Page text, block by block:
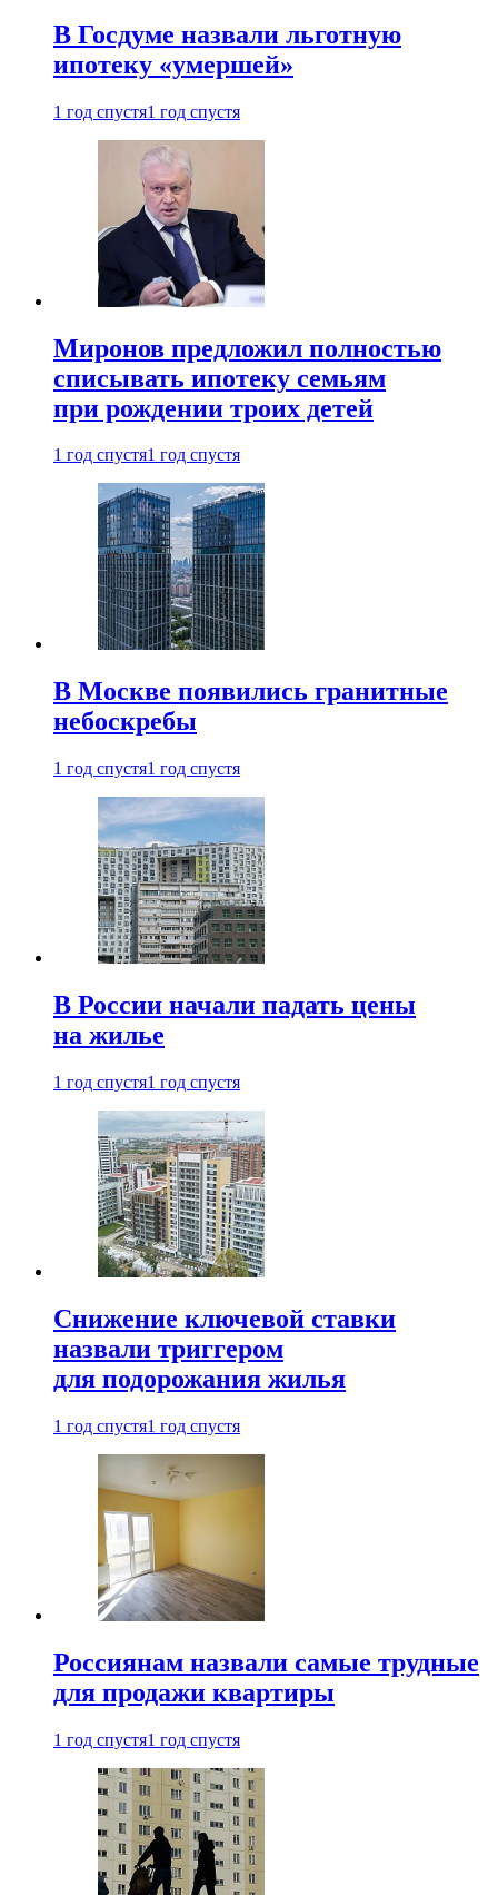
В Госдуме назвали льготную
ипотеку «умершей»
1 год спустя1 год спустя
Миронов предложил полностью
списывать ипотеку семьям
при рождении троих детей
1 год спустя1 год спустя
В Москве появились гранитные
небоскребы
1 год спустя1 год спустя
В России начали падать цены
на жилье
1 год спустя1 год спустя
Снижение ключевой ставки
назвали триггером
для подорожания жилья
1 год спустя1 год спустя
Россиянам назвали самые трудные
для продажи квартиры
1 год спустя1 год спустя